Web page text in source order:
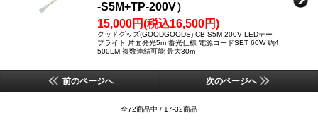
-S5M+TP-200V）
15,000円(税込16,500円)
グッドグッズ(GOODGOODS) CB-S5M-200V LEDテー
プライト 片面発光5m 蓄光仕様 電源コードSET 60W 約4
500LM 複数連結可能 最大30m
前のページへ 次のページへ
全72商品中 / 17-32商品